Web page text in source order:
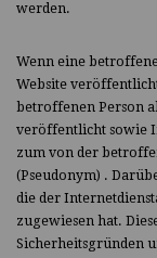
werden.
Wenn eine
Website
betroffenen Person
veröffentlicht sowie
zum von der
(Pseudonym) .
die der
zugewiesen hat.
Sicherheitsgründen